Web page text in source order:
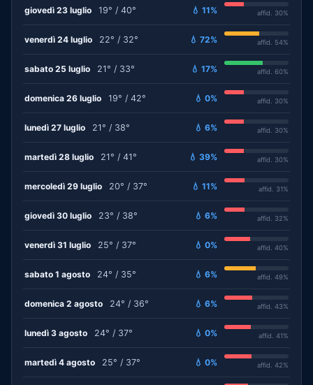
giovedì 23 luglio 19° / 40° 💧 11% affid. 30%
venerdì 24 luglio 22° / 32° 💧 72% affid. 54%
sabato 25 luglio 21° / 33° 💧 17% affid. 60%
domenica 26 luglio 19° / 42° 💧 0% affid. 30%
lunedì 27 luglio 21° / 38° 💧 6% affid. 30%
martedì 28 luglio 21° / 41° 💧 39% affid. 30%
mercoledì 29 luglio 20° / 37° 💧 11% affid. 31%
giovedì 30 luglio 23° / 38° 💧 6% affid. 32%
venerdì 31 luglio 25° / 37° 💧 0% affid. 40%
sabato 1 agosto 24° / 35° 💧 6% affid. 49%
domenica 2 agosto 24° / 36° 💧 6% affid. 43%
lunedì 3 agosto 24° / 37° 💧 0% affid. 41%
martedì 4 agosto 25° / 37° 💧 0% affid. 42%